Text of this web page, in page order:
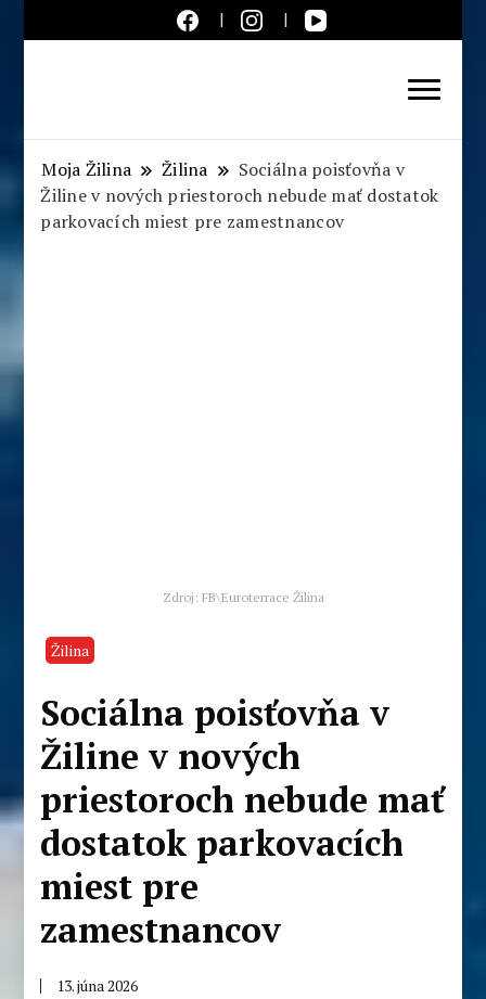
Slovensko
Moja Žilina Žilina
Sociálna poisťovňa v
Žiline v nových priestoroch nebude mať dostatok
parkovacích miest pre zamestnancov
Zdroj: FB\Euroterrace Žilina
Žilina
Sociálna poisťovňa v
Žiline v nových
priestoroch nebude mať
dostatok parkovacích
miest pre
zamestnancov
13. júna 2026